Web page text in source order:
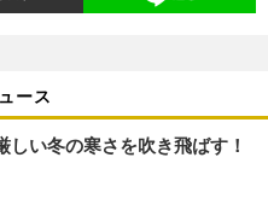
ース
しい冬の寒さを吹き飛ばす！